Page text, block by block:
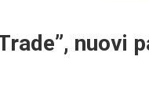
nuovi